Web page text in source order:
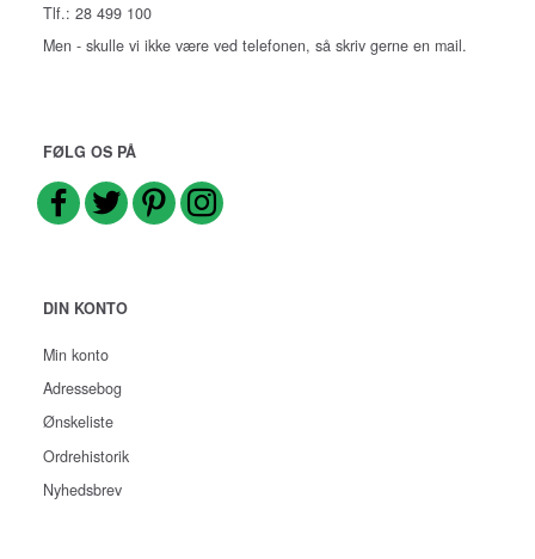
Tlf.: 28 499 100
Men - skulle vi ikke være ved telefonen, så skriv gerne en mail.
FØLG OS PÅ
DIN KONTO
Min konto
Adressebog
Ønskeliste
Ordrehistorik
Nyhedsbrev